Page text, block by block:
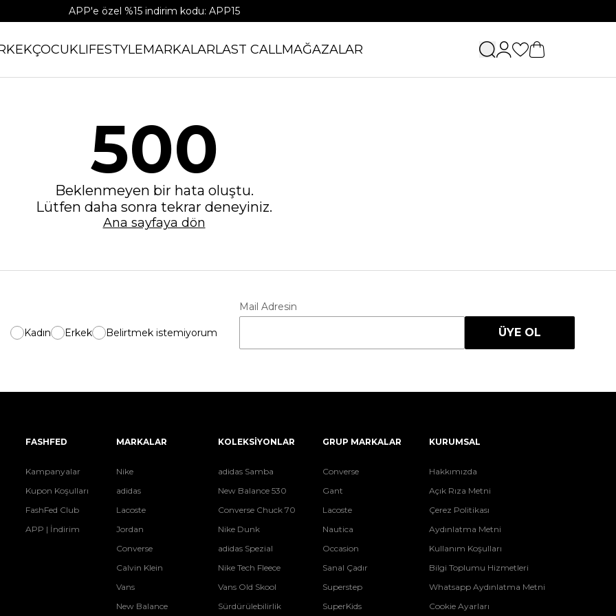
APP'e özel %15 indirim kodu: APP15
ÇOCUKLIFESTYLEMARKALARLAST CALLMAĞAZALAR
500
Beklenmeyen bir hata oluştu.
Lütfen daha sonra tekrar deneyiniz.
Ana sayfaya dön
Kadın Erkek Belirtmek istemiyorum
Mail Adresin
ÜYE OL
FASHFED
Kampanyalar
Kupon Koşulları
FashFed Club
APP | İndirim
MARKALAR
Nike
adidas
Lacoste
Jordan
Converse
Calvin Klein
Vans
New Balance
KOLEKSİYONLAR
adidas Samba
New Balance 530
Converse Chuck 70
Nike Dunk
adidas Spezial
Nike Tech Fleece
Vans Old Skool
Sürdürülebilirlik
GRUP MARKALAR
Converse
Gant
Lacoste
Nautica
Occasion
Sanal Çadır
Superstep
SuperKids
KURUMSAL
Hakkımızda
Açık Rıza Metni
Çerez Politikası
Aydınlatma Metni
Kullanım Koşulları
Bilgi Toplumu Hizmetleri
Whatsapp Aydınlatma Metni
Cookie Ayarları